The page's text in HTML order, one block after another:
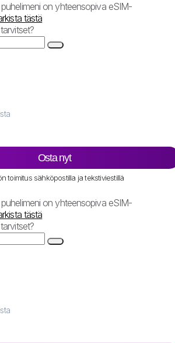
on yhteensopiva eSIM-
tästä
Osta nyt
toimitus sähköpostilla ja tekstiviestillä
on yhteensopiva eSIM-
tästä